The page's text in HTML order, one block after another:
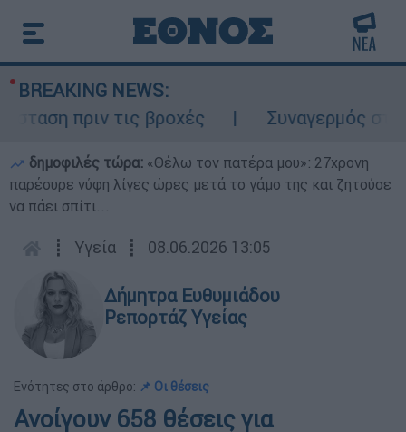
BREAKING NEWS:
πριν τις βροχές
Συναγερμός στον
δημοφιλές τώρα: «Θέλω τον πατέρα μου»: 27χρονη
παρέσυρε νύφη λίγες ώρες μετά το γάμο της και ζητούσε
να πάει σπίτι...
┋ Υγεία ┋ 08.06.2026 13:05
Δήμητρα Ευθυμιάδου
Ρεπορτάζ Υγείας
Ενότητες στο άρθρο: 📌 Οι θέσεις
Ανοίγουν 658 θέσεις για